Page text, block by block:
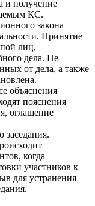
и получение
КС.
закона
Принятие
лиц,
дела. Не
от дела, а также
объяснения
пояснения
оглашение
когда
участников к
для устранения